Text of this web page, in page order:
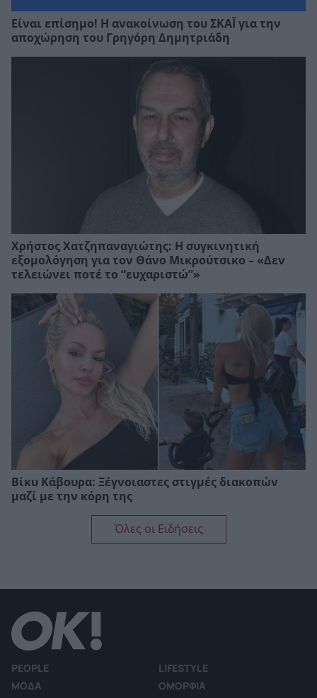
Είναι επίσημο! Η ανακοίνωση του ΣΚΑΪ για την
αποχώρηση του Γρηγόρη Δημητριάδη
Χρήστος Χατζηπαναγιώτης: Η συγκινητική
εξομολόγηση για τον Θάνο Μικρούτσικο – «Δεν
τελειώνει ποτέ το “ευχαριστώ”»
Βίκυ Κάβουρα: Ξέγνοιαστες στιγμές διακοπών
μαζί με την κόρη της
Όλες οι Ειδήσεις
PEOPLE
LIFESTYLE
ΜΟΔΑ
ΟΜΟΡΦΙΑ